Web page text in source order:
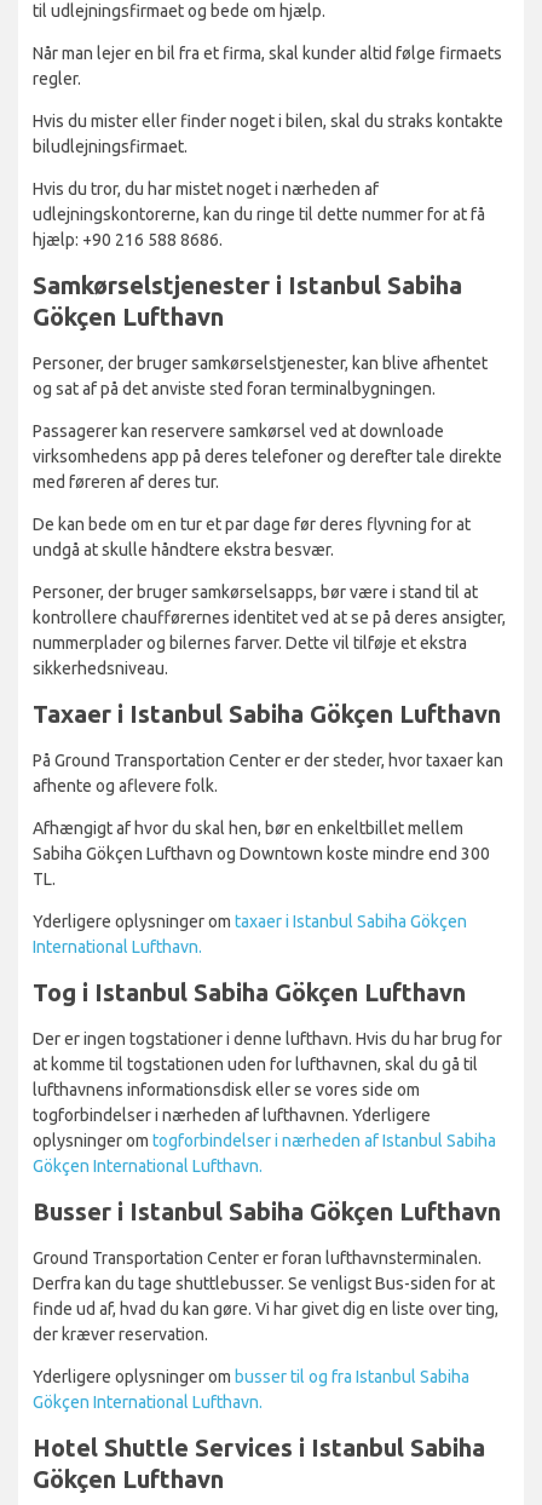
til udlejningsfirmaet og bede om hjælp.
Når man lejer en bil fra et firma, skal kunder altid følge firmaets
regler.
Hvis du mister eller finder noget i bilen, skal du straks kontakte
biludlejningsfirmaet.
Hvis du tror, du har mistet noget i nærheden af
udlejningskontorerne, kan du ringe til dette nummer for at få
hjælp: +90 216 588 8686.
Samkørselstjenester i Istanbul Sabiha
Gökçen Lufthavn
Personer, der bruger samkørselstjenester, kan blive afhentet
og sat af på det anviste sted foran terminalbygningen.
Passagerer kan reservere samkørsel ved at downloade
virksomhedens app på deres telefoner og derefter tale direkte
med føreren af deres tur.
De kan bede om en tur et par dage før deres flyvning for at
undgå at skulle håndtere ekstra besvær.
Personer, der bruger samkørselsapps, bør være i stand til at
kontrollere chaufførernes identitet ved at se på deres ansigter,
nummerplader og bilernes farver. Dette vil tilføje et ekstra
sikkerhedsniveau.
Taxaer i Istanbul Sabiha Gökçen Lufthavn
På Ground Transportation Center er der steder, hvor taxaer kan
afhente og aflevere folk.
Afhængigt af hvor du skal hen, bør en enkeltbillet mellem
Sabiha Gökçen Lufthavn og Downtown koste mindre end 300
TL.
Yderligere oplysninger om taxaer i Istanbul Sabiha Gökçen
International Lufthavn.
Tog i Istanbul Sabiha Gökçen Lufthavn
Der er ingen togstationer i denne lufthavn. Hvis du har brug for
at komme til togstationen uden for lufthavnen, skal du gå til
lufthavnens informationsdisk eller se vores side om
togforbindelser i nærheden af lufthavnen. Yderligere
oplysninger om togforbindelser i nærheden af Istanbul Sabiha
Gökçen International Lufthavn.
Busser i Istanbul Sabiha Gökçen Lufthavn
Ground Transportation Center er foran lufthavnsterminalen.
Derfra kan du tage shuttlebusser. Se venligst Bus-siden for at
finde ud af, hvad du kan gøre. Vi har givet dig en liste over ting,
der kræver reservation.
Yderligere oplysninger om busser til og fra Istanbul Sabiha
Gökçen International Lufthavn.
Hotel Shuttle Services i Istanbul Sabiha
Gökçen Lufthavn